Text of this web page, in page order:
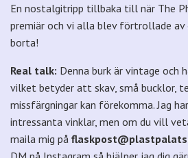
En nostalgitripp tillbaka till när The
premiär och vi alla blev förtrollade
borta!
Real talk: Denna burk är vintage och
vilket betyder att skav, små bucklor,
missfärgningar kan förekomma. Jag
intressanta vinklar, men om du vill
maila mig på